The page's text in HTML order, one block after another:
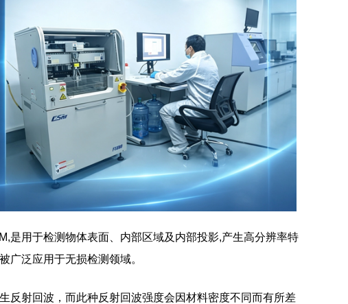
是用于检测物体表面、内部区域及内部投影,产生高分辨率特
广泛应用于无损检测领域。
反射回波，而此种反射回波强度会因材料密度不同而有所差